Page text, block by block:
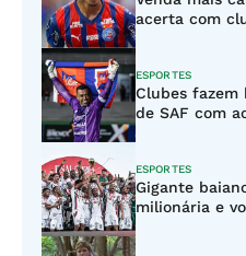
acerta com
ESPORTES
Clubes
de SAF com
ESPORTES
Gigante
milionária e